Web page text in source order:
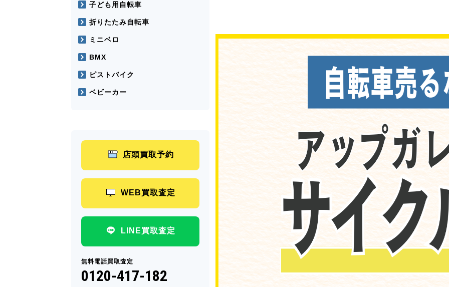
子ども用自転車
折りたたみ自転車
ミニベロ
BMX
ピストバイク
ベビーカー
店頭買取予約
WEB買取査定
LINE買取査定
無料電話買取査定
0120-417-182